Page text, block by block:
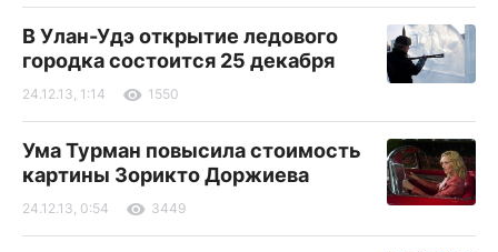
В Улан-Удэ открытие ледового
городка состоится 25 декабря
24.12.13, 1:14 1550
Ума Турман повысила стоимость
картины Зорикто Доржиева
24.12.13, 0:54 3449